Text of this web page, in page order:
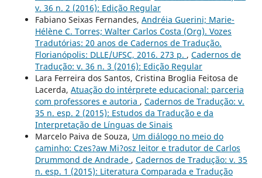
v. 36 n. 2 (2016): Edição Regular
Fabiano Seixas Fernandes, Andréia Guerini; Marie-
Hélène C. Torres; Walter Carlos Costa (Org). Vozes
Tradutórias: 20 anos de Cadernos de Tradução.
Florianópolis: DLLE/UFSC, 2016. 273 p. , Cadernos de
Tradução: v. 36 n. 3 (2016): Edição Regular
Lara Ferreira dos Santos, Cristina Broglia Feitosa de
Lacerda, Atuação do intérprete educacional: parceria
com professores e autoria , Cadernos de Tradução: v.
35 n. esp. 2 (2015): Estudos da Tradução e da
Interpretação de Línguas de Sinais
Marcelo Paiva de Souza, Um diálogo no meio do
caminho: Czes?aw Mi?osz leitor e tradutor de Carlos
Drummond de Andrade , Cadernos de Tradução: v. 35
n. esp. 1 (2015): Literatura Comparada e Tradução